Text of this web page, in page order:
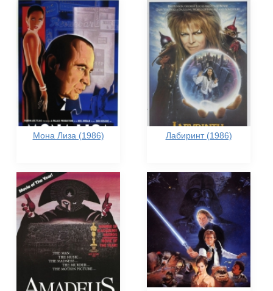
Мона Лиза (1986) Лабиринт (1986)